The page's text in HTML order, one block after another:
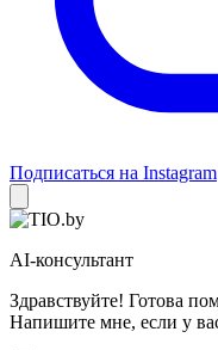
Подписаться на Instagram
AI-консультант
Здравствуйте! Готова
Напишите мне, если у